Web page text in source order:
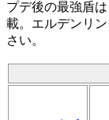
プデ後の最強盾
載。エルデンリ
さい。